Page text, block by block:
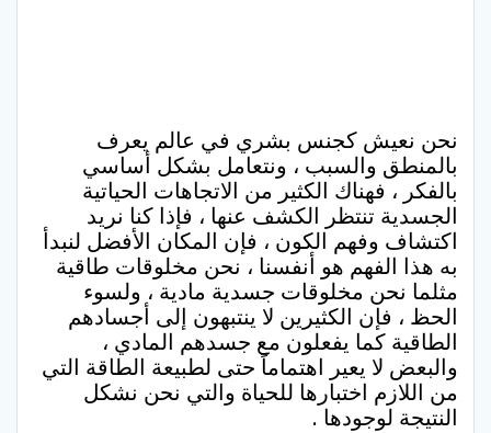
نحن نعيش كجنس بشري في عالم يعرف
بالمنطق والسبب ، ونتعامل بشكل أساسي
بالفكر ، فهناك الكثير من الاتجاهات الحياتية
الجسدية تنتظر الكشف عنها ، فإذا كنا نريد
اكتشاف وفهم الكون ، فإن المكان الأفضل لنبدأ
به هذا الفهم هو أنفسنا ، نحن مخلوقات طاقية
مثلما نحن مخلوقات جسدية مادية ، ولسوء
الحظ ، فإن الكثيرين لا ينتبهون إلى أجسادهم
الطاقية كما يفعلون مع جسدهم المادي ،
والبعض لا يعير اهتماماً حتى لطبيعة الطاقة التي
من اللازم اختبارها للحياة والتي نحن نشكل
النتيجة لوجودها .